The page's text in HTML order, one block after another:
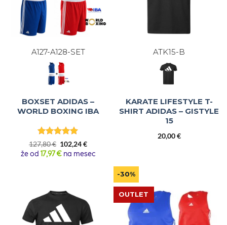
A127-A128-SET
BOXSET ADIDAS –
WORLD BOXING IBA
Bewertet
mit5von
5
127,80€ Ursprünglicher
Preis
102,24€Aktueller
Preis
že od 17,97 € na mesec
ATK15-B
KARATE LIFESTYLE T-
SHIRT ADIDAS – GISTYLE
15
20,00€
-30%
OUTLET